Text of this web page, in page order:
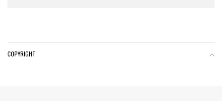
COPYRIGHT